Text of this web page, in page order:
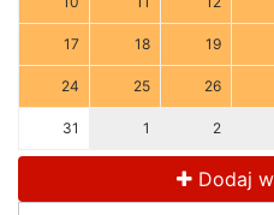
17 18 19
24 25 26
31 1 2
Dodaj